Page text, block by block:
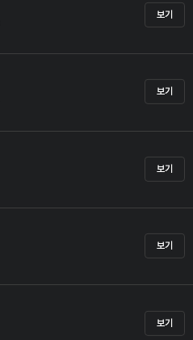
보기
보기
보기
보기
보기